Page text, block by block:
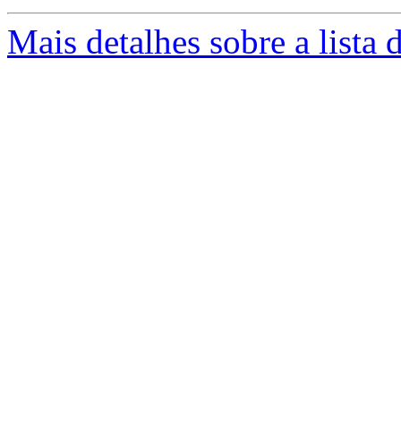
Mais detalhes sobre a lista